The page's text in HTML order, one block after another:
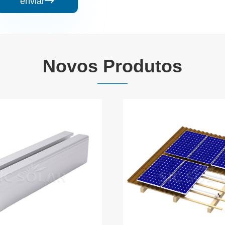
Novos Produtos